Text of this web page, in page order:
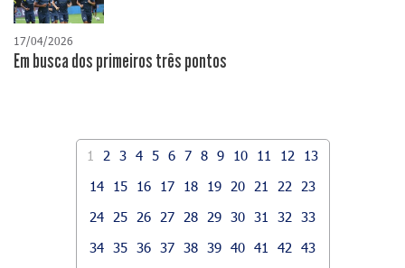
17/04/2026
​Em busca dos primeiros três pontos
1 2 3 4 5 6 7 8 9 10 11 12
13
14
15 16 17 18 19 20 21 22
23
24
25 26 27 28 29 30 31 32
33
34
35 36 37 38 39 40 41 42
43